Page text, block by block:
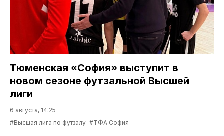
Тюменская «София» выступит в
новом сезоне футзальной Высшей
лиги
6 августа, 14:25
#Высшая лига по футзалу #ТФА София